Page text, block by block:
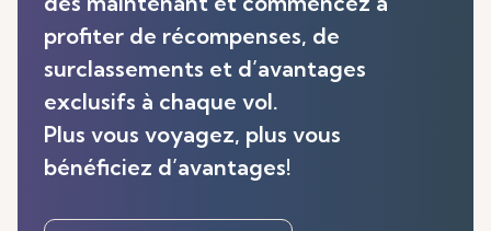
profiter de récompenses, de
surclassements et d’avantages
exclusifs à chaque vol.
Plus vous voyagez, plus vous
bénéficiez d’avantages!